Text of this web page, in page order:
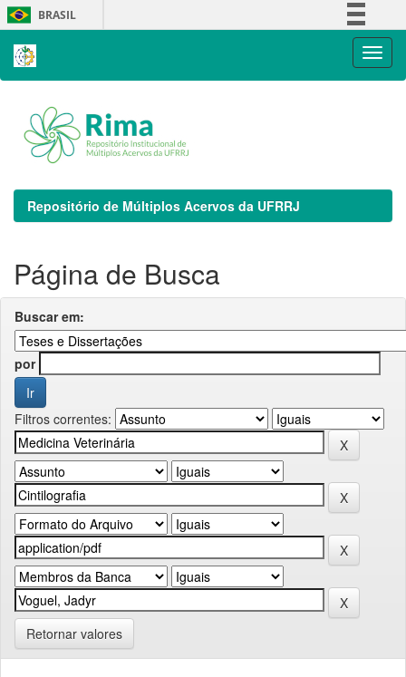
Skip
navigation
BRASIL
Repositório de Múltiplos Acervos da UFRRJ
Página de Busca
Buscar em:
por
Filtros correntes:
Retornar valores